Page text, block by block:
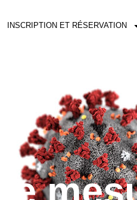
INSCRIPTION ET RÉSERVATION